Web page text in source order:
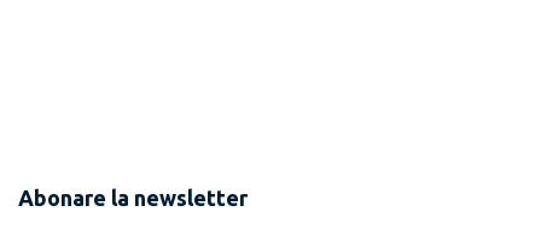
Abonare la newsletter